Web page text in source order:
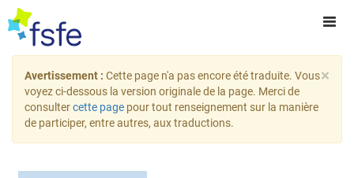
×
Avertissement : Cette page n'a pas encore été traduite. Vous
voyez ci-dessous la version originale de la page. Merci de
consultercette page pour tout renseignement sur la manière
de participer, entre autres, aux traductions.